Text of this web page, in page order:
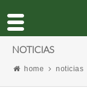
NOTICIAS
home noticias